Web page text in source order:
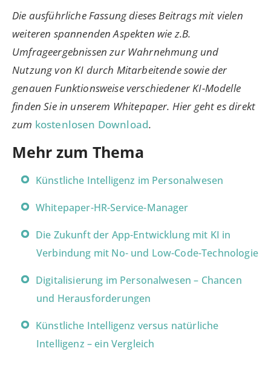
Die ausführliche Fassung dieses Beitrags mit vielen
weiteren spannenden Aspekten wie z.B.
Umfrageergebnissen zur Wahrnehmung und
Nutzung von KI durch Mitarbeitende sowie der
genauen Funktionsweise verschiedener KI-Modelle
finden Sie in unserem Whitepaper. Hier geht es direkt
zum kostenlosen Download.
Mehr zum Thema
Künstliche Intelligenz im Personalwesen
Whitepaper-HR-Service-Manager
Die Zukunft der App-Entwicklung mit KI in
Verbindung mit No- und Low-Code-Technologie
Digitalisierung im Personalwesen – Chancen
und Herausforderungen
Künstliche Intelligenz versus natürliche
Intelligenz – ein Vergleich